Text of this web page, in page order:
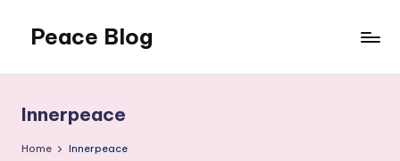
content
Peace Blog
Like
This
Innerpeace
Home Innerpeace